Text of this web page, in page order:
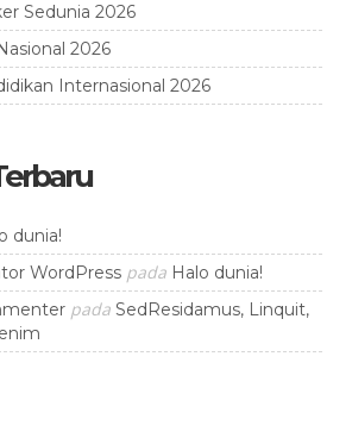
Sedunia 2026
2026
Internasional 2026
dunia!
WordPress pada Halo dunia!
pada SedResidamus, Linquit,